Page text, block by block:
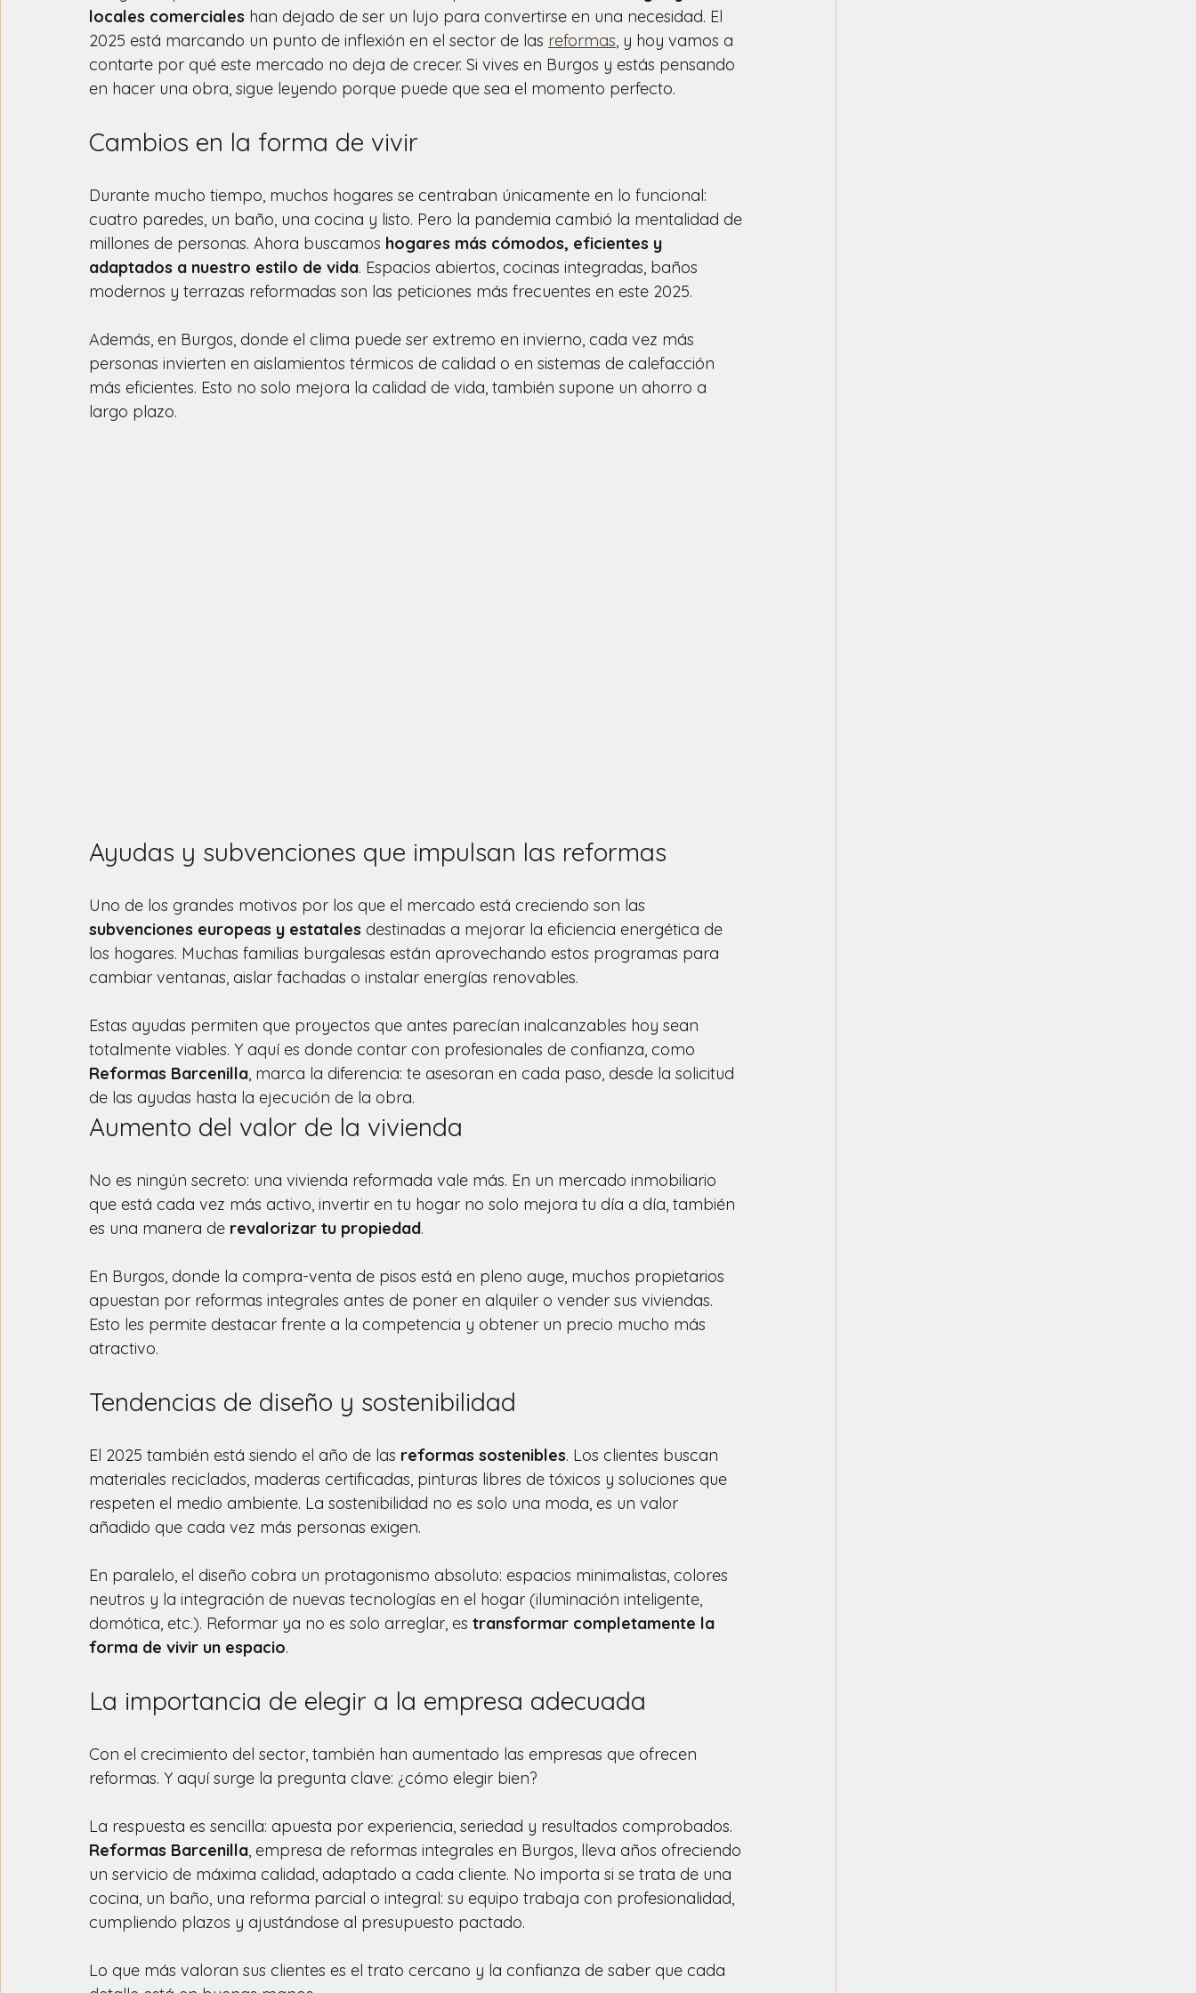
locales comerciales han dejado de ser un lujo para convertirse en una necesidad. El
2025 está marcando un punto de inflexión en el sector de las reformas, y hoy vamos a
contarte por qué este mercado no deja de crecer. Si vives en Burgos y estás pensando
en hacer una obra, sigue leyendo porque puede que sea el momento perfecto.
Cambios en la forma de vivir
Durante mucho tiempo, muchos hogares se centraban únicamente en lo funcional:
cuatro paredes, un baño, una cocina y listo. Pero la pandemia cambió la mentalidad de
millones de personas. Ahora buscamos hogares más cómodos, eficientes y
adaptados a nuestro estilo de vida. Espacios abiertos, cocinas integradas, baños
modernos y terrazas reformadas son las peticiones más frecuentes en este 2025.
Además, en Burgos, donde el clima puede ser extremo en invierno, cada vez más
personas invierten en aislamientos térmicos de calidad o en sistemas de calefacción
más eficientes. Esto no solo mejora la calidad de vida, también supone un ahorro a
largo plazo.
Ayudas y subvenciones que impulsan las reformas
Uno de los grandes motivos por los que el mercado está creciendo son las
subvenciones europeas y estatales destinadas a mejorar la eficiencia energética de
los hogares. Muchas familias burgalesas están aprovechando estos programas para
cambiar ventanas, aislar fachadas o instalar energías renovables.
Estas ayudas permiten que proyectos que antes parecían inalcanzables hoy sean
totalmente viables. Y aquí es donde contar con profesionales de confianza, como
Reformas Barcenilla, marca la diferencia: te asesoran en cada paso, desde la solicitud
de las ayudas hasta la ejecución de la obra.
Aumento del valor de la vivienda
No es ningún secreto: una vivienda reformada vale más. En un mercado inmobiliario
que está cada vez más activo, invertir en tu hogar no solo mejora tu día a día, también
es una manera de revalorizar tu propiedad.
En Burgos, donde la compra-venta de pisos está en pleno auge, muchos propietarios
apuestan por reformas integrales antes de poner en alquiler o vender sus viviendas.
Esto les permite destacar frente a la competencia y obtener un precio mucho más
atractivo.
Tendencias de diseño y sostenibilidad
El 2025 también está siendo el año de las reformas sostenibles. Los clientes buscan
materiales reciclados, maderas certificadas, pinturas libres de tóxicos y soluciones que
respeten el medio ambiente. La sostenibilidad no es solo una moda, es un valor
añadido que cada vez más personas exigen.
En paralelo, el diseño cobra un protagonismo absoluto: espacios minimalistas, colores
neutros y la integración de nuevas tecnologías en el hogar (iluminación inteligente,
domótica, etc.). Reformar ya no es solo arreglar, es transformar completamente la
forma de vivir un espacio.
La importancia de elegir a la empresa adecuada
Con el crecimiento del sector, también han aumentado las empresas que ofrecen
reformas. Y aquí surge la pregunta clave: ¿cómo elegir bien?
La respuesta es sencilla: apuesta por experiencia, seriedad y resultados comprobados.
Reformas Barcenilla, empresa de reformas integrales en Burgos, lleva años ofreciendo
un servicio de máxima calidad, adaptado a cada cliente. No importa si se trata de una
cocina, un baño, una reforma parcial o integral: su equipo trabaja con profesionalidad,
cumpliendo plazos y ajustándose al presupuesto pactado.
Lo que más valoran sus clientes es el trato cercano y la confianza de saber que cada